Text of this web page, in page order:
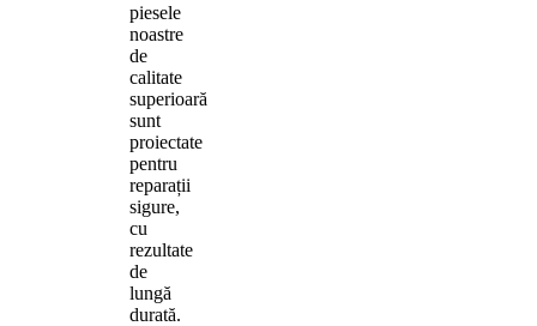
piesele
noastre
de
calitate
superioară
sunt
proiectate
pentru
reparații
sigure,
cu
rezultate
de
lungă
durată.